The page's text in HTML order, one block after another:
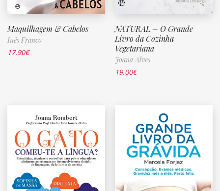
Maquilhagem & Cabelos
Inês Franco
17.90€
NATURAL – O Grande
Livro da Cozinha
Vegetariana
Joana Alves
19.00€